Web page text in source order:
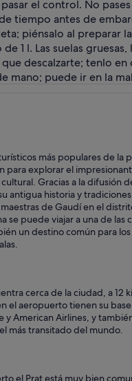
el control. No
tiempo antes de
piénsalo al preparar
1 l. Las suelas
descalzarte; tenlo
mano; puede ir en la
más populares de
para explorar el
Gracias a la
historia y
de Gaudí en el
se puede viajar a una de
un destino común para
cerca de la ciudad, a
el aeropuerto tienen su
y American Airlines, y
más transitado del mundo.
el Prat está muy bien